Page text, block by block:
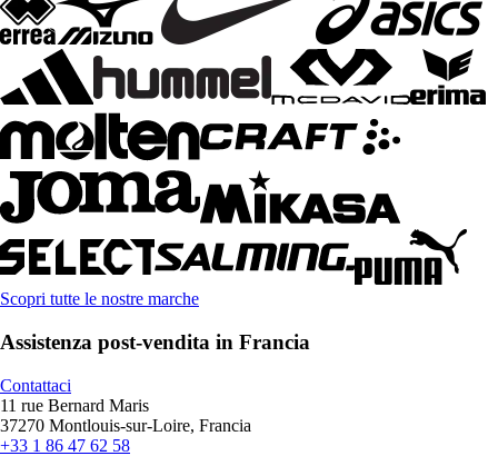
Scopri tutte le nostre marche
Assistenza post-vendita in Francia
Contattaci
11 rue Bernard Maris
37270 Montlouis-sur-Loire, Francia
+33 1 86 47 62 58